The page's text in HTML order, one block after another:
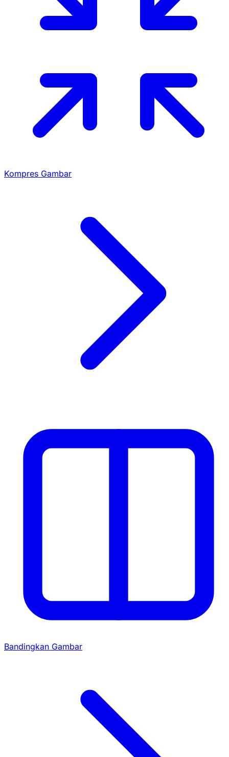
Kompres Gambar
Bandingkan Gambar